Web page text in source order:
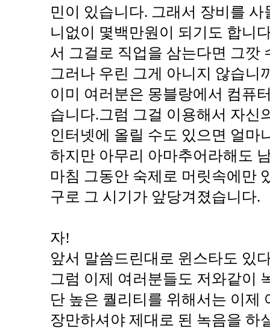
민이 있습니다. 그래서 장비를
니없이 몇백만원이 되기도 합니
서 그걸로 직업을 삼는다면 그깟
그러나 우린 그게 아니지 않습니
이미 여러분은 몽블랑에서 컴퓨
습니다.그럼 그걸 이용해서 자신
인터넷에 올릴 수도 있으면 얼마
하지만 아무리 아마추어라해도
마침 그동안 숙제로 머릿속에만
구로 그 시기가 앞당겨졌습니다.
자!
앞서 말씀드린대로 윈스타도 있
그럼 이제 여러분들도 저와같이
단 높은 퀄리티를 위해서는 이제
장만하셔야 제대로 된 녹음을 하